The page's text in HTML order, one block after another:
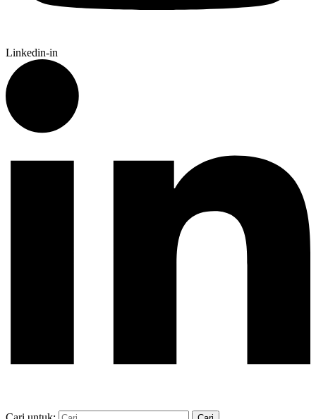
Linkedin-in